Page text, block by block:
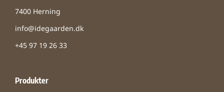
7400 Herning
info@idegaarden.dk
+45 97 19 26 33
Produkter